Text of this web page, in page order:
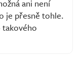
ani není
je přesně tohle.
takového